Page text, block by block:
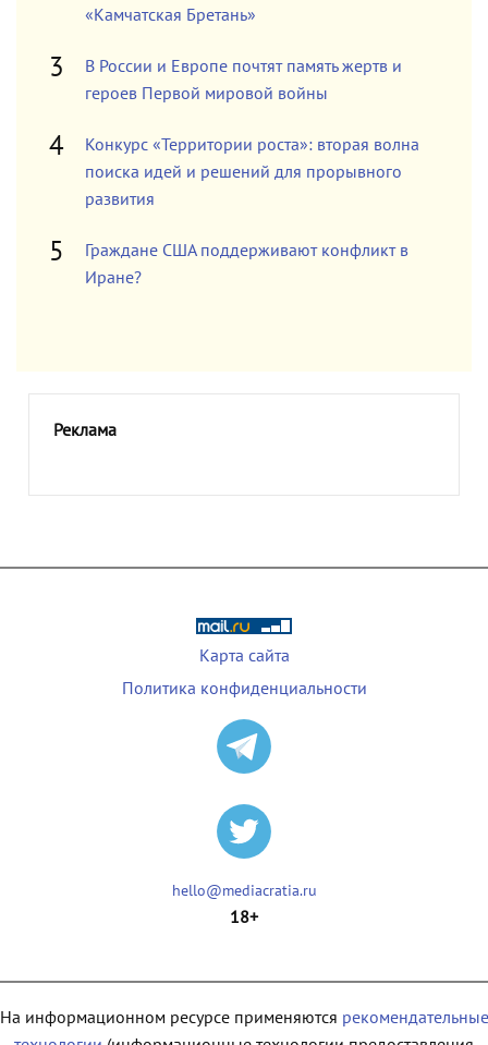
«Камчатская Бретань»
В России и Европе почтят память жертв и
героев Первой мировой войны
Конкурс «Территории роста»: вторая волна
поиска идей и решений для прорывного
развития
Граждане США поддерживают конфликт в
Иране?
Реклама
Карта сайта
Политика конфиденциальности
hello@mediacratia.ru
18+
На информационном ресурсе применяются рекомендательные